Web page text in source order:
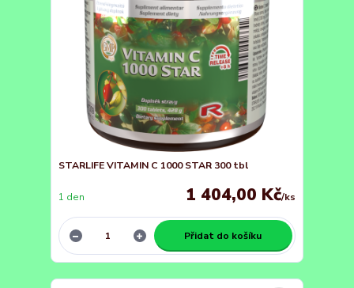
STARLIFE VITAMIN C 1000 STAR 300 tbl
1 404,00 Kč/ks
1 den
Přidat do košíku